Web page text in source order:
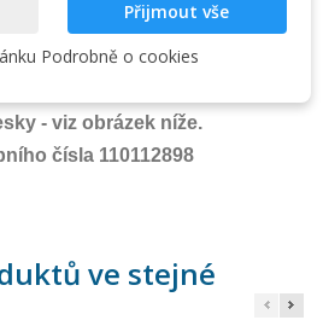
verzí softwaru než v7.00
verzí softwaru než v5.00
- viz obrázek níže.
čísla 110112898
ve stejné
Přijmout vše
Podrobně o cookies